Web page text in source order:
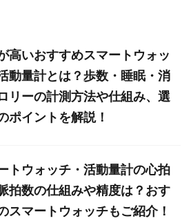
高いおすすめスマートウォッ
動量計とは？歩数・睡眠・消
リーの計測方法や仕組み、選
ポイントを解説！
トウォッチ・活動量計の心拍
拍数の仕組みや精度は？おす
スマートウォッチもご紹介！